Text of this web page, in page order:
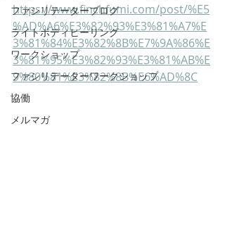
ファシリテーターブログ
ライトボディヒーリング
ワークショップ
ファシリテーターワークショップ
協働
メルマガ
https://www.finchfumi.com/post/%E5
%AD%A6%E3%82%93%E3%81%A7%E
3%81%84%E3%82%8B%E7%9A%86%E
3%81%95%E3%82%93%E3%81%AB%E
9%80%81%E3%82%8B%E6%AD%8C